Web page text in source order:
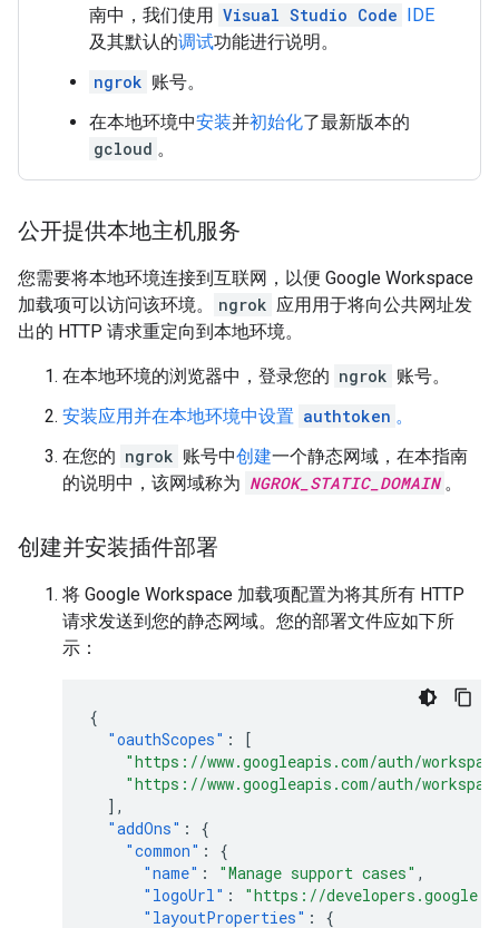
南中，我们使用 Visual Studio Code IDE
及其默认的调试功能进行说明。
ngrok 账号。
在本地环境中安装并初始化了最新版本的
gcloud 。
公开提供本地主机服务
您需要将本地环境连接到互联网，以便 Google Workspace
加载项可以访问该环境。
ngrok 应用用于将向公共网址发
出的 HTTP 请求重定向到本地环境。
在本地环境的浏览器中，登录您的 ngrok 账号。
安装应用并在本地环境中设置 authtoken 。
在您的 ngrok 账号中创建一个静态网域，在本指南
的说明中，该网域称为 NGROK_STATIC_DOMAIN 。
创建并安装插件部署
将 Google Workspace 加载项配置为将其所有 HTTP
请求发送到您的静态网域。您的部署文件应如下所
示：
{
"oauthScopes" :
[
"https://www.googleapis.com/auth/
"https://www.googleapis.com/auth/
],
"addOns" :
{
"common" :
{
"name" : "Manage support cases" ,
"logoUrl" :
"https://
"layoutProperties" : {